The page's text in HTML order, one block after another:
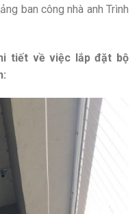
ban công nhà anh Trình
tiết về việc lắp đặt bộ